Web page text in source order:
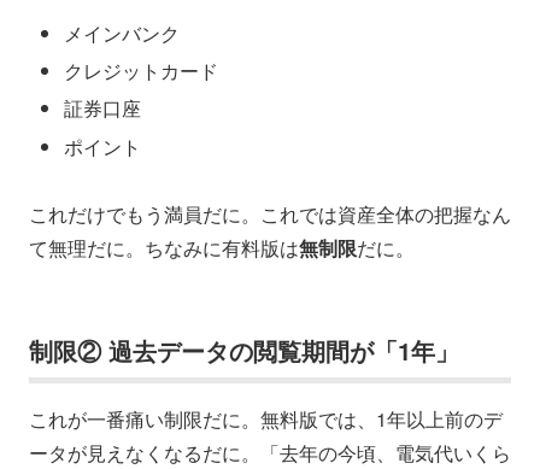
メインバンク
クレジットカード
証券口座
ポイント
これだけでもう満員だに。これでは資産全体の把握なん
て無理だに。ちなみに有料版は無制限だに。
制限② 過去データの閲覧期間が「1年」
これが一番痛い制限だに。無料版では、1年以上前のデ
ータが見えなくなるだに。「去年の今頃、電気代いくら